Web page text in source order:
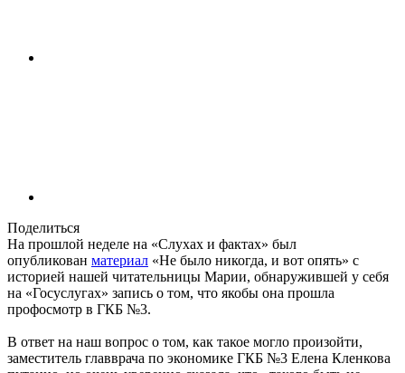
Поделиться
На прошлой неделе на «Слухах и фактах» был
опубликован материал «Не было никогда, и вот опять» с
историей нашей читательницы Марии, обнаружившей у себя
на «Госуслугах» запись о том, что якобы она прошла
профосмотр в ГКБ №3.
В ответ на наш вопрос о том, как такое могло произойти,
заместитель главврача по экономике ГКБ №3 Елена Кленкова